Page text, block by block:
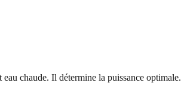
chaude. Il détermine la puissance optimale.